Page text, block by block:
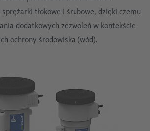
tłokowe i śrubowe, dzięki czemu
dodatkowych zezwoleń w kontekście
ochrony środowiska (wód).